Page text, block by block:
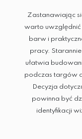
Zastanawiając
warto uwzględnić
barw i
pracy.
ułatwia
podczas targów
Decyzja
powinna być
identyfikacji